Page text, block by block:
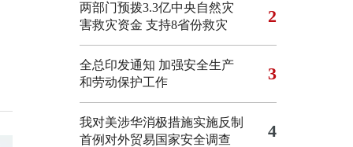
两部门预拨3.3亿中央自然灾
害救灾资金 支持8省份救灾
2
全总印发通知 加强安全生产
和劳动保护工作
3
我对美涉华消极措施实施反制
首例对外贸易国家安全调查
4